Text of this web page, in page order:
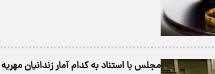
مجلس با استناد به کدام آمار زندانیان مهریه ۱۴ سکه را تصویب